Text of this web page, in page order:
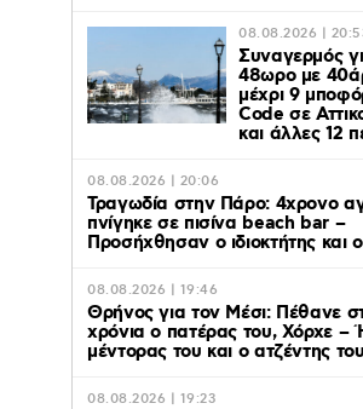
08.08.2026 |
Συναγερμός
48ωρο με
μέχρι 9
Code σε
και άλλες 12
08.08.2026 | 20:06
Τραγωδία στην Πάρο: 4χρονο
πνίγηκε σε πισίνα beach bar –
Προσήχθησαν ο ιδιοκτήτης και
08.08.2026 | 19:46
Θρήνος για τον Μέσι: Πέθανε
χρόνια ο πατέρας του, Χόρχε –
μέντορας του και ο ατζέντης του
08.08.2026 | 19:23